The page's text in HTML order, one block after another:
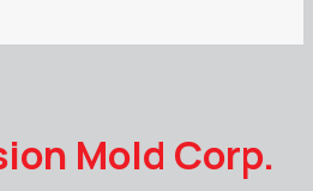
Mold Corp.